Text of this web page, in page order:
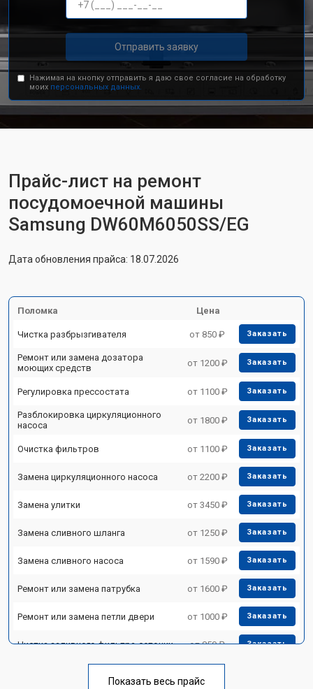
Отправить заявку
Нажимая на кнопку отправить я даю свое согласие на обработку
моих персональных данных.
Прайс-лист на ремонт
посудомоечной машины
Samsung DW60M6050SS/EG
Дата обновления прайса: 18.07.2026
Поломка Цена
Чистка разбрызгивателя от 850 ₽ Заказать
Ремонт или замена дозатора
моющих средств
от 1200 ₽ Заказать
Регулировка прессостата от 1100 ₽ Заказать
Разблокировка циркуляционного
насоса
от 1800 ₽ Заказать
Очистка фильтров от 1100 ₽ Заказать
Замена циркуляционного насоса от 2200 ₽ Заказать
Замена улитки от 3450 ₽ Заказать
Замена сливного шланга от 1250 ₽ Заказать
Замена сливного насоса от 1590 ₽ Заказать
Ремонт или замена патрубка от 1600 ₽ Заказать
Ремонт или замена петли двери от 1000 ₽ Заказать
Чистка заливного фильтра-сеточки от 850 ₽ Заказать
Показать весь прайс